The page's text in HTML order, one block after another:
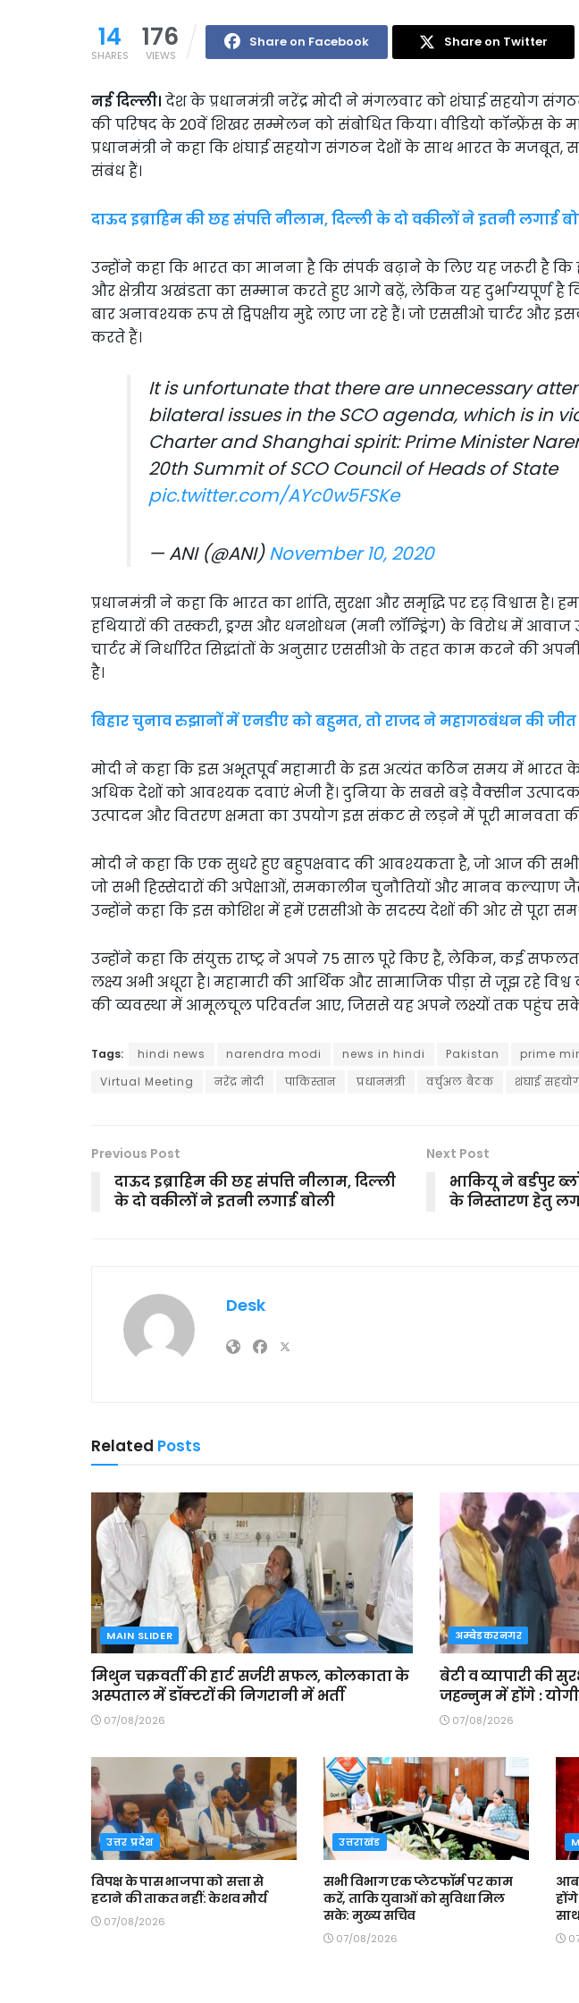
14
SHARES
176
VIEWS
Share on Facebook Share on Twitter
नई दिल्ली। देश के प्रधानमंत्री नरेंद्र मोदी ने मंगलवार को शंघाई सहयोग
की परिषद के 20वें शिखर सम्मेलन को संबोधित किया। वीडियो कॉन्फ्रेंस के
प्रधानमंत्री ने कहा कि शंघाई सहयोग संगठन देशों के साथ भारत के मजबूत,
संबंध हैं।
दाऊद इब्राहिम की छह संपत्ति नीलाम, दिल्ली के दो वकीलों ने इतनी लगाई
उन्होंने कहा कि भारत का मानना है कि संपर्क बढ़ाने के लिए यह जरूरी है
और क्षेत्रीय अखंडता का सम्मान करते हुए आगे बढ़ें, लेकिन यह दुर्भाग्यपूर्ण है
बार अनावश्यक रूप से द्विपक्षीय मुद्दे लाए जा रहे हैं। जो एससीओ चार्टर
करते हैं।
It is unfortunate that there are unnecessary
bilateral issues in the SCO agenda, which is in
Charter and Shanghai spirit: Prime Minister
20th Summit of SCO Council of Heads of State
pic.twitter.com/AYc0w5FSKe
— ANI (@ANI)November 10, 2020
प्रधानमंत्री ने कहा कि भारत का शांति, सुरक्षा और समृद्धि पर दृढ़ विश्वास
हथियारों की तस्करी, ड्रग्स और धनशोधन (मनी लॉन्ड्रिंग) के विरोध में
चार्टर में निर्धारित सिद्धांतों के अनुसार एससीओ के तहत काम करने की अपनी
है।
बिहार चुनाव रुझानों में एनडीए को बहुमत, तो राजद ने महागठबंधन की जीत
मोदी ने कहा कि इस अभूतपूर्व महामारी के इस अत्यंत कठिन समय में भारत के
अधिक देशों को आवश्यक दवाएं भेजी हैं। दुनिया के सबसे बड़े वैक्सीन
उत्पादन और वितरण क्षमता का उपयोग इस संकट से लड़ने में पूरी मानवता
मोदी ने कहा कि एक सुधरे हुए बहुपक्षवाद की आवश्यकता है, जो आज की सभी
जो सभी हिस्सेदारों की अपेक्षाओं, समकालीन चुनौतियों और मानव कल्याण
उन्होंने कहा कि इस कोशिश में हमें एससीओ के सदस्य देशों की ओर से पूरा
उन्होंने कहा कि संयुक्त राष्ट्र ने अपने 75 साल पूरे किए हैं, लेकिन, कई
लक्ष्य अभी अधूरा है। महामारी की आर्थिक और सामाजिक पीड़ा से जूझ रहे विश्व
की व्यवस्था में आमूलचूल परिवर्तन आए, जिससे यह अपने लक्ष्यों तक पहुंच
Tags: hindi news narendra modi news in hindi Pakistan prime
Virtual Meeting
नरेंद्र मोदी पाकिस्तान प्रधानमंत्री वर्चुअल बैठक शंघाई
Previous Post
दाऊद इब्राहिम की छह संपत्ति नीलाम, दिल्ली
के दो वकीलों ने इतनी लगाई बोली
Next Post
भाकियू ने बर्डपुर
के निस्तारण हेतु
Desk
Related Posts
MAIN SLIDER
मिथुन चक्रवर्ती की हार्ट सर्जरी सफल, कोलकाता के
अस्पताल में डॉक्टरों की निगरानी में भर्ती
07/08/2026
अम्बेडकरनगर
बेटी व व्यापारी की
जहन्नुम में होंगे :
07/08/2026
उत्तर प्रदेश
विपक्ष के पास भाजपा को सत्ता से
हटाने की ताकत नहीं: केशव मौर्य
07/08/2026
उत्तराखंड
सभी विभाग एक प्लेटफॉर्म पर काम
करें, ताकि युवाओं को सुविधा मिल
सके: मुख्य सचिव
07/08/2026